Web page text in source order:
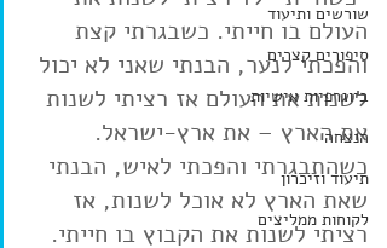
שורשים ותיעוד
סיפורים קצרים
ביוגרפיות אישיות
הנצחה
תיעוד וזיכרון
לקוחות ממליצים
העולם בו חייתי. כשבגרתי קצת
והפכתי לנער, הבנתי שאני לא יכול
לשנות את העולם אז רציתי לשנות
את הארץ – את ארץ-ישראל.
כשהתבגרתי והפכתי לאיש, הבנתי
שאת הארץ לא אוכל לשנות, אז
רציתי לשנות את הקבוץ בו חייתי.